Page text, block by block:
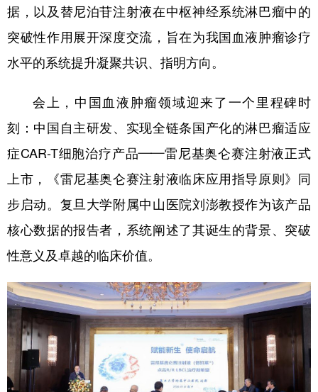
多语种频道
Deutsch Português
据，以及替尼泊苷注射液在中枢神经系统淋巴瘤中的
突破性作用展开深度交流，旨在为我国血液肿瘤诊疗
水平的系统提升凝聚共识、指明方向。
会上，中国血液肿瘤领域迎来了一个里程碑时
刻：中国自主研发、实现全链条国产化的淋巴瘤适应
症CAR-T细胞治疗产品——雷尼基奥仑赛注射液正式
上市，《雷尼基奥仑赛注射液临床应用指导原则》同
步启动。复旦大学附属中山医院刘澎教授作为该产品
核心数据的报告者，系统阐述了其诞生的背景、突破
性意义及卓越的临床价值。